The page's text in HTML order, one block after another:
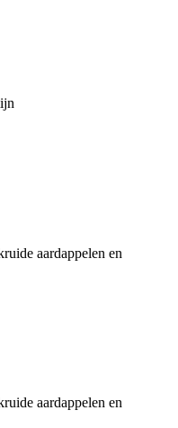
aardappelen en
aardappelen en